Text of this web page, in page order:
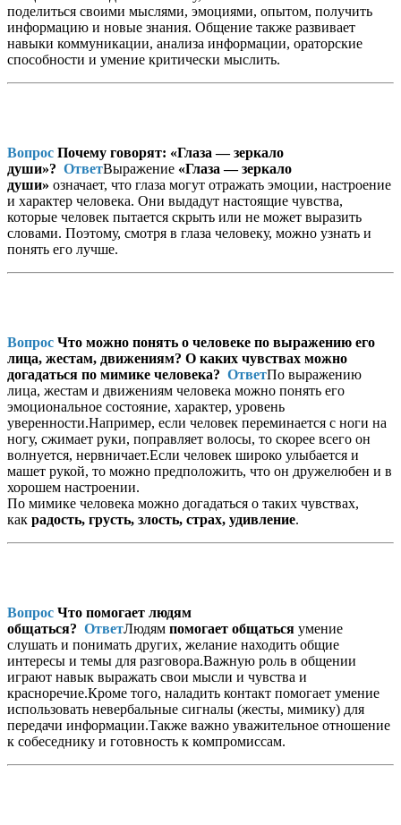
поделиться своими мыслями, эмоциями, опытом, получить
информацию и новые знания. Общение также развивает
навыки коммуникации, анализа информации, ораторские
способности и умение критически мыслить.
Вопрос Почему говорят: «Глаза — зеркало
души»? ОтветВыражение «Глаза — зеркало
души» означает, что глаза могут отражать эмоции, настроение
и характер человека. Они выдадут настоящие чувства,
которые человек пытается скрыть или не может выразить
словами. Поэтому, смотря в глаза человеку, можно узнать и
понять его лучше.
Вопрос Что можно понять о человеке по выражению его
лица, жестам, движениям? О каких чувствах можно
догадаться по мимике человека? ОтветПо выражению
лица, жестам и движениям человека можно понять его
эмоциональное состояние, характер, уровень
уверенности.Например, если человек переминается с ноги на
ногу, сжимает руки, поправляет волосы, то скорее всего он
волнуется, нервничает.Если человек широко улыбается и
машет рукой, то можно предположить, что он дружелюбен и в
хорошем настроении.
По мимике человека можно догадаться о таких чувствах,
как радость, грусть, злость, страх, удивление.
Вопрос Что помогает людям
общаться? ОтветЛюдям помогает общаться умение
слушать и понимать других, желание находить общие
интересы и темы для разговора.Важную роль в общении
играют навык выражать свои мысли и чувства и
красноречие.Кроме того, наладить контакт помогает умение
использовать невербальные сигналы (жесты, мимику) для
передачи информации.Также важно уважительное отношение
к собеседнику и готовность к компромиссам.